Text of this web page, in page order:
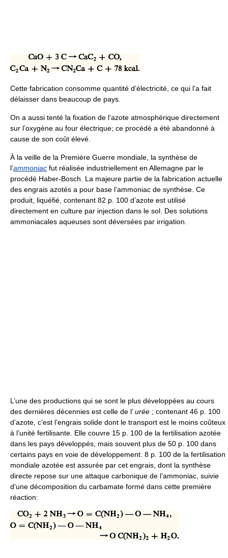
Cette fabrication consomme quantité d’électricité, ce qui l’a fait
délaisser dans beaucoup de pays.
On a aussi tenté la fixation de l’azote atmosphérique directement
sur l’oxygène au four électrique; ce procédé a été abandonné à
cause de son coût élevé.
À la veille de la Première Guerre mondiale, la synthèse de
l’ammoniac fut réalisée industriellement en Allemagne par le
procédé Haber-Bosch. La majeure partie de la fabrication actuelle
des engrais azotés a pour base l’ammoniac de synthèse. Ce
produit, liquéfié, contenant 82 p. 100 d’azote est utilisé
directement en culture par injection dans le sol. Des solutions
ammoniacales aqueuses sont déversées par irrigation.
L’une des productions qui se sont le plus développées au cours
des dernières décennies est celle de l’urée ; contenant 46 p. 100
d’azote, c’est l’engrais solide dont le transport est le moins coûteux
à l’unité fertilisante. Elle couvre 15 p. 100 de la fertilisation azotée
dans les pays développés, mais souvent plus de 50 p. 100 dans
certains pays en voie de développement. 8 p. 100 de la fertilisation
mondiale azotée est assurée par cet engrais, dont la synthèse
directe repose sur une attaque carbonique de l’ammoniac, suivie
d’une décomposition du carbamate formé dans cette première
réaction: